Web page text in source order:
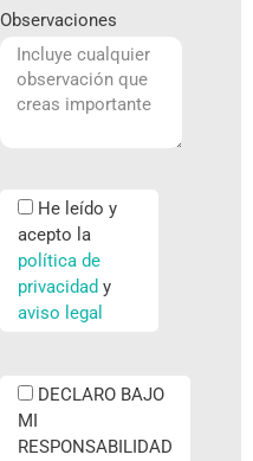
Observaciones
He leído y
acepto la
política de
privacidad y
aviso legal
DECLARO BAJO
MI
RESPONSABILIDAD